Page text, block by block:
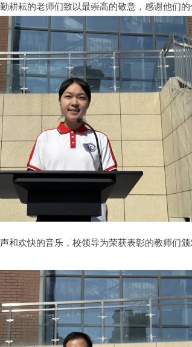
耕耘的老师们致以最崇高的敬意，感谢他们的
和欢快的音乐，校领导为荣获表彰的教师们